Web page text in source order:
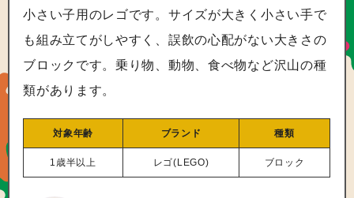
小さい子用のレゴです。サイズが大きく小さい手で
も組み立てがしやすく、誤飲の心配がない大きさの
ブロックです。乗り物、動物、食べ物など沢山の種
類があります。
対象年齢 ブランド 種類
1歳半以上 レゴ(LEGO) ブロック